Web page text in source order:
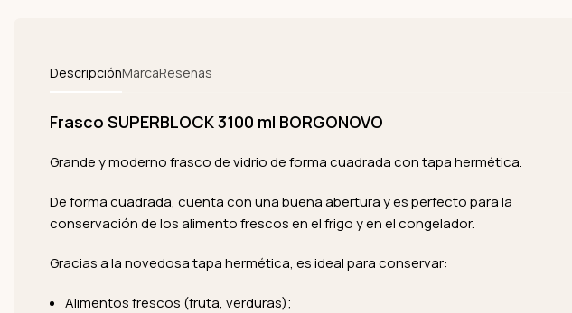
DescripciónMarcaReseñas
Frasco SUPERBLOCK 3100 ml BORGONOVO
Grande y moderno frasco de vidrio de forma cuadrada con tapa hermética.
De forma cuadrada, cuenta con una buena abertura y es perfecto para la
conservación de los alimento frescos en el frigo y en el congelador.
Gracias a la novedosa tapa hermética, es ideal para conservar:
Alimentos frescos (fruta, verduras);